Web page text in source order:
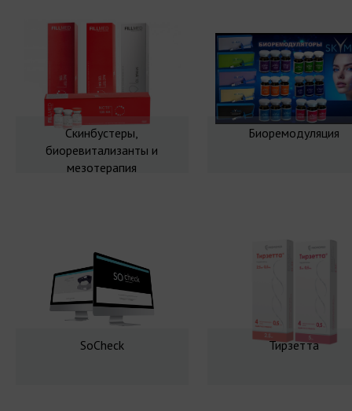
Скинбустеры,
биоревитализанты и
мезотерапия
Биоремодуляция
SoCheck Тирзетта